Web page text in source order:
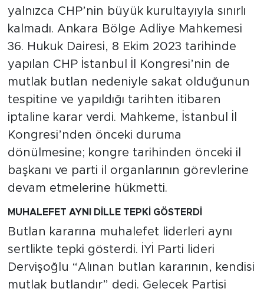
yalnızca CHP’nin büyük kurultayıyla sınırlı
kalmadı. Ankara Bölge Adliye Mahkemesi
36. Hukuk Dairesi, 8 Ekim 2023 tarihinde
yapılan CHP İstanbul İl Kongresi’nin de
mutlak butlan nedeniyle sakat olduğunun
tespitine ve yapıldığı tarihten itibaren
iptaline karar verdi. Mahkeme, İstanbul İl
Kongresi’nden önceki duruma
dönülmesine; kongre tarihinden önceki il
başkanı ve parti il organlarının görevlerine
devam etmelerine hükmetti.
MUHALEFET AYNI DİLLE TEPKİ GÖSTERDİ
Butlan kararına muhalefet liderleri aynı
sertlikte tepki gösterdi. İYİ Parti lideri
Dervişoğlu “Alınan butlan kararının, kendisi
mutlak butlandır” dedi. Gelecek Partisi